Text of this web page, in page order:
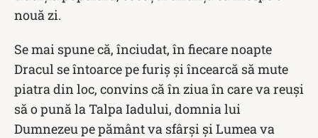
nouă zi.
Se mai spune că, înciudat, în fiecare noapte
Dracul se întoarce pe furiș și încearcă să mute
piatra din loc, convins că în ziua în care va reuși
să o pună la Talpa Iadului, domnia lui
Dumnezeu pe pământ va sfârși și Lumea va